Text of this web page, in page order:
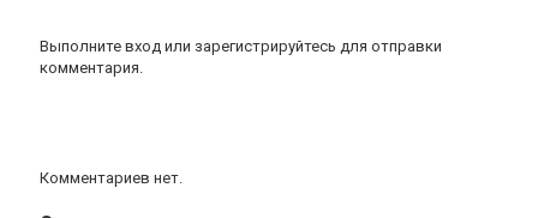
Выполните вход или зарегистрируйтесь для отправки
комментария.
Комментариев нет.